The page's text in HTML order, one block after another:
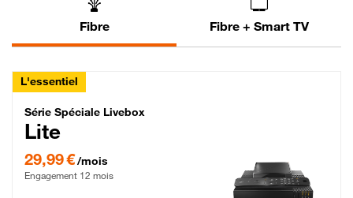
Fibre Fibre + Smart TV
L'essentiel
Série Spéciale Livebox Lite Fibre
Série Spéciale Livebox
Lite
29,99 €/mois
Engagement 12 mois